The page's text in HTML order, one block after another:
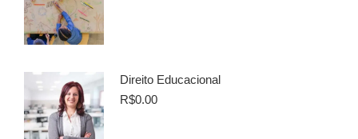
Direito Educacional
R$0.00